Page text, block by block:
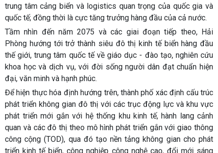
trung tâm cảng biển và logistics quan trọng của quốc gia và
quốc tế; đồng thời là cực tăng trưởng hàng đầu của cả nước.
Tầm nhìn đến năm 2075 và các giai đoạn tiếp theo, Hải
Phòng hướng tới trở thành siêu đô thị kinh tế biển hàng đầu
thế giới, trung tâm quốc tế về giáo dục - đào tạo, nghiên cứu
khoa học và dịch vụ, với đời sống người dân đạt chuẩn hiện
đại, văn minh và hạnh phúc.
Để hiện thực hóa định hướng trên, thành phố xác định cấu trúc
phát triển không gian đô thị với các trục động lực và khu vực
phát triển mới gắn với hệ thống khu kinh tế, hành lang cảnh
quan và các đô thị theo mô hình phát triển gắn với giao thông
công cộng (TOD), qua đó tạo nền tảng không gian cho phát
triển kinh tế biển, công nghiệp công nghệ cao, đổi mới sáng